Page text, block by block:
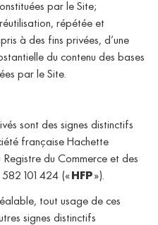
par le Site;
répétée et
à des fins privées, d’une
du contenu des bases
par le Site.
sont des signes distinctifs
française Hachette
Registre du Commerce et des
101 424 (« HFP»).
tout usage de ces
signes distinctifs